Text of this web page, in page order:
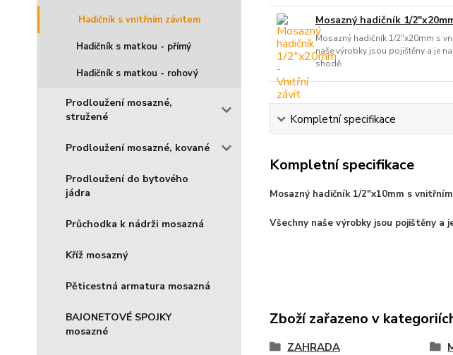
Hadičník s vnitřním závitem
Hadičník s matkou - přímý
Hadičník s matkou - rohový
Prodloužení mosazné,
stružené
Prodloužení mosazné, kované
Prodloužení do bytového
jádra
Průchodka k nádrži mosazná
Kříž mosazný
Pěticestná armatura mosazná
BAJONETOVÉ SPOJKY
mosazné
Mosazný hadičník 1/
Mosazný hadičník 1/2"x20mm s
naše výrobky jsou pojištěny a je
shodě.
Kompletní specifikace
Kompletní specifikace
Mosazný hadičník 1/2"x10mm s
Všechny naše výrobky jsou pojištěny a
Zboží zařazeno v
ZAHRADA